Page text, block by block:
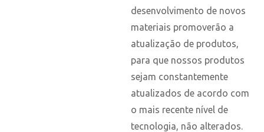
desenvolvimento de novos
materiais promoverão a
atualização de produtos,
para que nossos produtos
sejam constantemente
atualizados de acordo com
o mais recente nível de
tecnologia, não alterados.